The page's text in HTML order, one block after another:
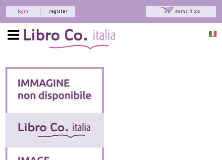
items: 0 pcs.
register
login
Allora iscriviti alla nostra newsletter!
comunque cancellarti quando desideri.